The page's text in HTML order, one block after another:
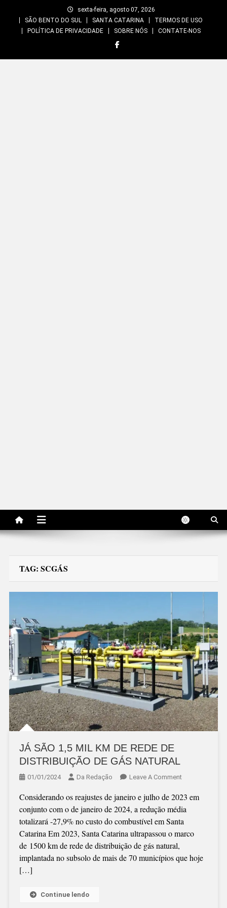
sexta-feira, agosto 07, 2026
SÃO BENTO DO SUL
SANTA CATARINA
TERMOS DE USO
POLÍTICA DE PRIVACIDADE
SOBRE NÓS CONTATE-NOS
TAG: SCGÁS
JÁ SÃO 1,5 MIL KM DE REDE DE
DISTRIBUIÇÃO DE GÁS NATURAL
01/01/2024 Da Redação Leave A CommentOn
SÃO
1,5
MIL
KM
REDE
Considerando os reajustes de janeiro e julho de 2023 em
conjunto com o de janeiro de 2024, a redução média
totalizará -27,9% no custo do combustível em Santa
Catarina Em 2023, Santa Catarina ultrapassou o marco
de 1500 km de rede de distribuição de gás natural,
implantada no subsolo de mais de 70 municípios que hoje
[…]
Continue lendo